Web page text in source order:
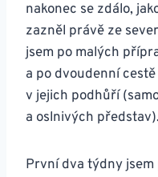
nakonec se zdálo,
zazněl právě ze
jsem po malých
a po dvoudenní
v jejich podhůří
a oslnivých představ).
První dva týdny